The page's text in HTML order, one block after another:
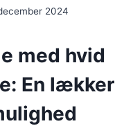
2024
med hvid
En lækker